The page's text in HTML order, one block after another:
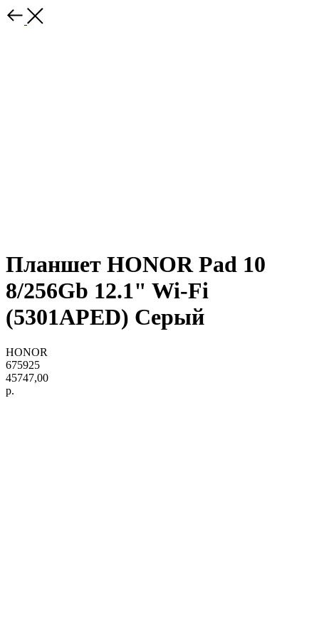
Планшет HONOR Pad 10
8/256Gb 12.1" Wi-Fi
(5301APED) Серый
HONOR
675925
45747,00
р.